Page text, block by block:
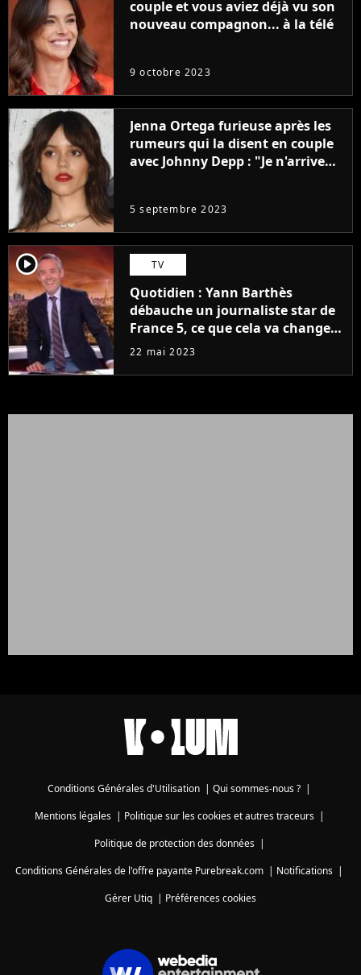
couple et vous aviez déjà vu son
nouveau compagnon... à la télé
9 octobre 2023
Jenna Ortega furieuse après les
rumeurs qui la disent en couple
avec Johnny Depp : "Je n'arrive
5 septembre 2023
player2 TV
Quotidien : Yann Barthès
débauche un journaliste star de
France 5, ce que cela va changer
à la rentrée
22 mai 2023
Conditions Générales d'Utilisation | Qui sommes-nous ? |
Mentions légales| Politique sur les cookies et autres traceurs|
Politique de protection des données|
Conditions Générales de l'offre payante Purebreak.com | Notifications |
Gérer Utiq | Préférences cookies